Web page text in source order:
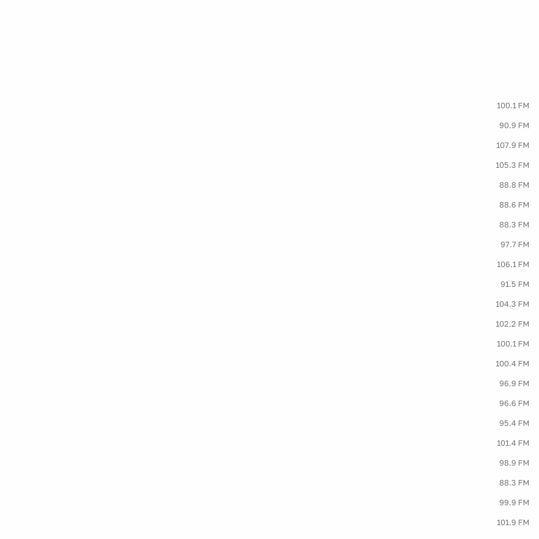
100.1 FM
90.9 FM
107.9 FM
105.3 FM
88.8 FM
88.6 FM
88.3 FM
97.7 FM
106.1 FM
91.5 FM
104.3 FM
102.2 FM
100.1 FM
100.4 FM
96.9 FM
96.6 FM
95.4 FM
101.4 FM
98.9 FM
88.3 FM
99.9 FM
101.9 FM